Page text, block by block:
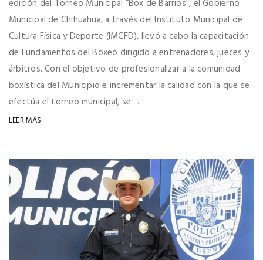
edición del Torneo Municipal “Box de Barrios”, el Gobierno
Municipal de Chihuahua, a través del Instituto Municipal de
Cultura Física y Deporte (IMCFD), llevó a cabo la capacitación
de Fundamentos del Boxeo dirigido a entrenadores, jueces y
árbitros. Con el objetivo de profesionalizar a la comunidad
boxística del Municipio e incrementar la calidad con la que se
efectúa el torneo municipal, se ...
LEER MÁS